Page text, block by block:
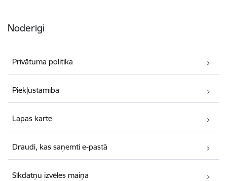
Noderīgi
Privātuma politika
Piekļūstamība
Lapas karte
Draudi, kas saņemti e-pastā
Sīkdatņu izvēles maiņa